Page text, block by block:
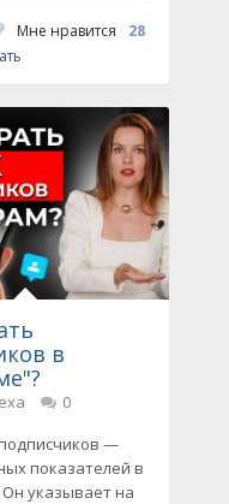
Мне нравится
28
в
0
—
показателей в
указывает на